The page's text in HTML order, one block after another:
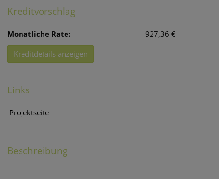
Kreditvorschlag
Monatliche Rate: 927,36 €
Kreditdetails anzeigen
Links
Projektseite
Beschreibung